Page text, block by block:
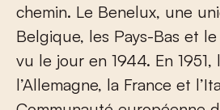
chemin. Le Benelux, une
Belgique, les Pays-Bas et
vu le jour en 1944. En 1951,
l’Allemagne, la France et